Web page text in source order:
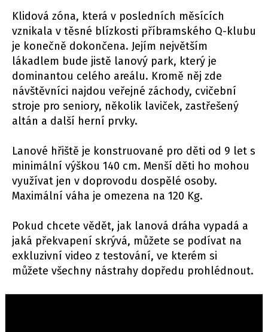
Klidová zóna, která v posledních měsících
vznikala v těsné blízkosti příbramského Q-klubu
je konečně dokončena. Jejím největším
lákadlem bude jistě lanový park, který je
dominantou celého areálu. Kromě něj zde
návštěvníci najdou veřejné záchody, cvičební
stroje pro seniory, několik laviček, zastřešený
altán a další herní prvky.
Lanové hřiště je konstruované pro děti od 9 let s
minimální výškou 140 cm. Menší děti ho mohou
využívat jen v doprovodu dospělé osoby.
Maximální váha je omezena na 120 Kg.
Pokud chcete vědět, jak lanová dráha vypadá a
jaká překvapení skrývá, můžete se podívat na
exkluzivní video z testování, ve kterém si
můžete všechny nástrahy dopředu prohlédnout.